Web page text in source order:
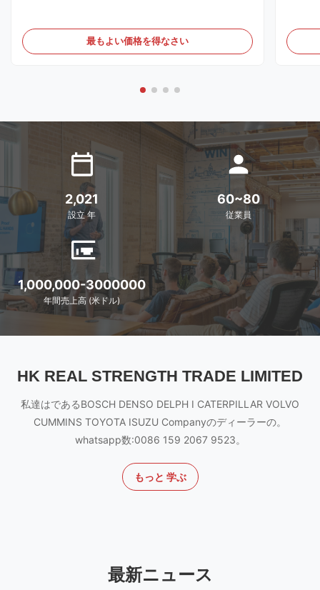
culture - professional trading experience help
you solve any problem . 2. Time ...
最もよい価格を得なさい
2,021
設立 年
60~80
従業員
1,000,000-3000000
年間売上高 (米ドル)
HK REAL STRENGTH TRADE LIMITED
私達はであるBOSCH DENSO DELPH I CATERPILLAR VOLVO
CUMMINS TOYOTA ISUZU Companyのディーラーの。
whatsapp数:0086 159 2067 9523。
もっと 学ぶ
最新ニュース